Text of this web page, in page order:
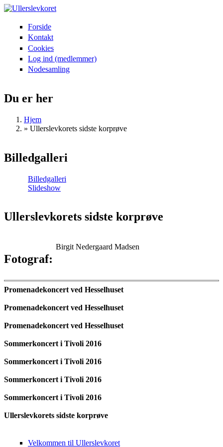
Gå til hovedindhold
Ullerslevkoret
Hovedmenu
Forside
Kontakt
Cookies
Log ind (medlemmer)
Nodesamling
Du er her
Hjem
» Ullerslevkorets sidste korprøve
Billedgalleri
Billedgalleri
Slideshow
Ullerslevkorets sidste korprøve
Fotograf:
Birgit Nedergaard Madsen
Promenadekoncert ved Hesselhuset
Promenadekoncert ved Hesselhuset
Promenadekoncert ved Hesselhuset
Sommerkoncert i Tivoli 2016
Sommerkoncert i Tivoli 2016
Sommerkoncert i Tivoli 2016
Sommerkoncert i Tivoli 2016
Ullerslevkorets sidste korprøve
Velkommen til Ullerslevkoret